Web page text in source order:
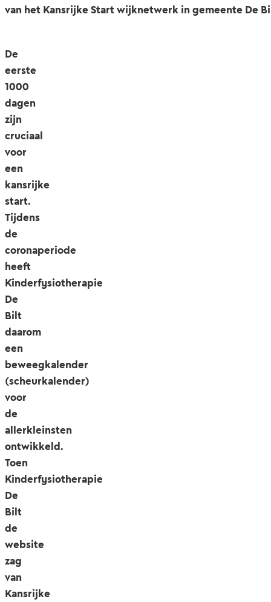
van het Kansrijke Start wijknetwerk in gemeente De
De
eerste
1000
dagen
zijn
cruciaal
voor
een
kansrijke
start.
Tijdens
de
coronaperiode
heeft
Kinderfysiotherapie
De
Bilt
daarom
een
beweegkalender
(scheurkalender)
voor
de
allerkleinsten
ontwikkeld.
Toen
Kinderfysiotherapie
De
Bilt
de
website
zag
van
Kansrijke